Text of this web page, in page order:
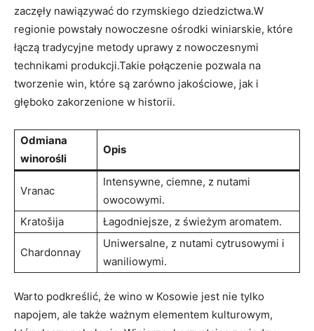
zaczęły⁤ nawiązywać ‍do ⁤rzymskiego ⁣dziedzictwa.W‌
regionie powstały ​nowoczesne ośrodki winiarskie, które
łączą⁣ tradycyjne metody uprawy z nowoczesnymi
technikami produkcji.Takie połączenie pozwala na
tworzenie win, które⁣ są⁣ zarówno⁢ jakościowe, jak i⁤
głęboko zakorzenione w historii.
Odmiana
winorośli
Opis
Vranac
Intensywne, ciemne, ​z nutami
owocowymi.
Kratošija
Łagodniejsze, z świeżym aromatem.
Chardonnay
Uniwersalne, ‌z⁢ nutami cytrusowymi ⁤i⁢
waniliowymi.
Warto podkreślić, że​ wino w⁤ Kosowie jest⁣ nie tylko
⁢napojem, ale także ważnym elementem kulturowym,